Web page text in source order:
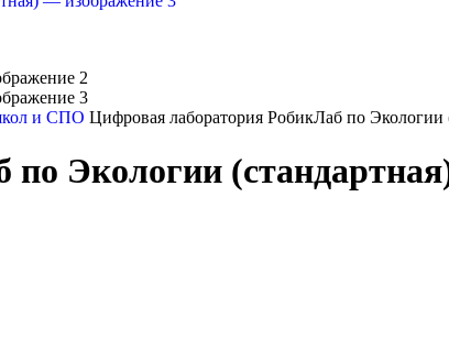
и СПО Цифровая лаборатория РобикЛаб по Экологии
Экологии